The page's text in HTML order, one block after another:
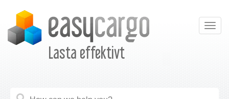
Lasta effektivt